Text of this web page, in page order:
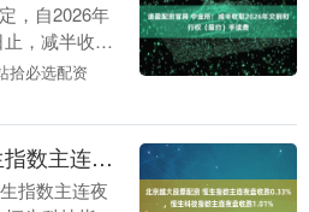
，自2026年
，减半收取
费、股指期
拾必选配资
北京越大股票配资 恒生指数主连夜盘收跌0.33%，恒生科技指数主连夜盘收跌1.01%
指数主连夜